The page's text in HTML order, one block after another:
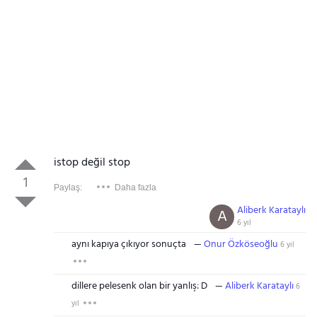
1
istop değil stop
Paylaş: Daha fazla
Aliberk Karataylı
6 yıl
A
aynı kapıya çıkıyor sonuçta Onur Özköseoğlu 6 yıl
dillere pelesenk olan bir yanlış: D Aliberk Karataylı6
yıl